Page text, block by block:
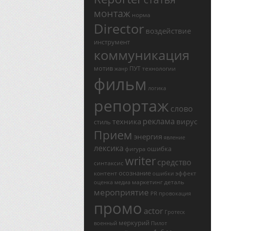
монтаж норма
Director воздействие
инструмент
коммуникация
мотив жанр ПУТ технологии
фильм логика
репортаж слово
стиль техника реклама вирус
Прием энергия явление
лексика фигура ошибка
синтаксис writerсредство
контент осознание ошибки эффект
оценка медиа маркетингдеталь
мероприятие PR провокация
промо actor Гротеск
военный меркурий Пилот